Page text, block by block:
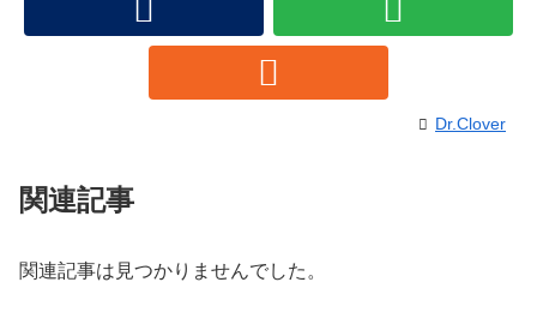
Dr.Clover
関連記事
関連記事は見つかりませんでした。